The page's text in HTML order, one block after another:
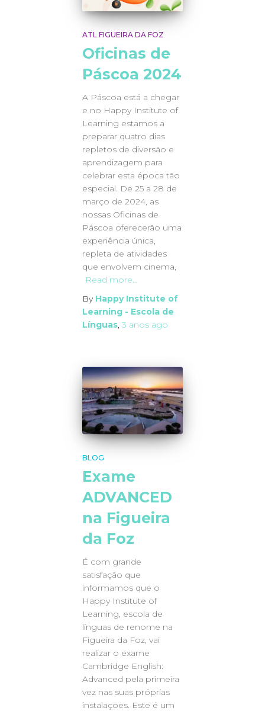
ATL FIGUEIRA DA FOZ
Oficinas de
Páscoa 2024
A Páscoa está a chegar
e no Happy Institute of
Learning estamos a
preparar quatro dias
repletos de diversão e
aprendizagem para
celebrar esta época tão
especial. De 25 a 28 de
março de 2024, as
nossas Oficinas de
Páscoa oferecerão uma
experiência única,
repleta de atividades
que envolvem cinema,
Read more…
By Happy Institute of
Learning - Escola de
Línguas, 3 anos ago
BLOG
Exame
ADVANCED
na Figueira
da Foz
É com grande
satisfação que
informamos que o
Happy Institute of
Learning, escola de
línguas de renome na
Figueira da Foz, vai
realizar o exame
Cambridge English:
Advanced pela primeira
vez nas suas próprias
instalações. Este é um